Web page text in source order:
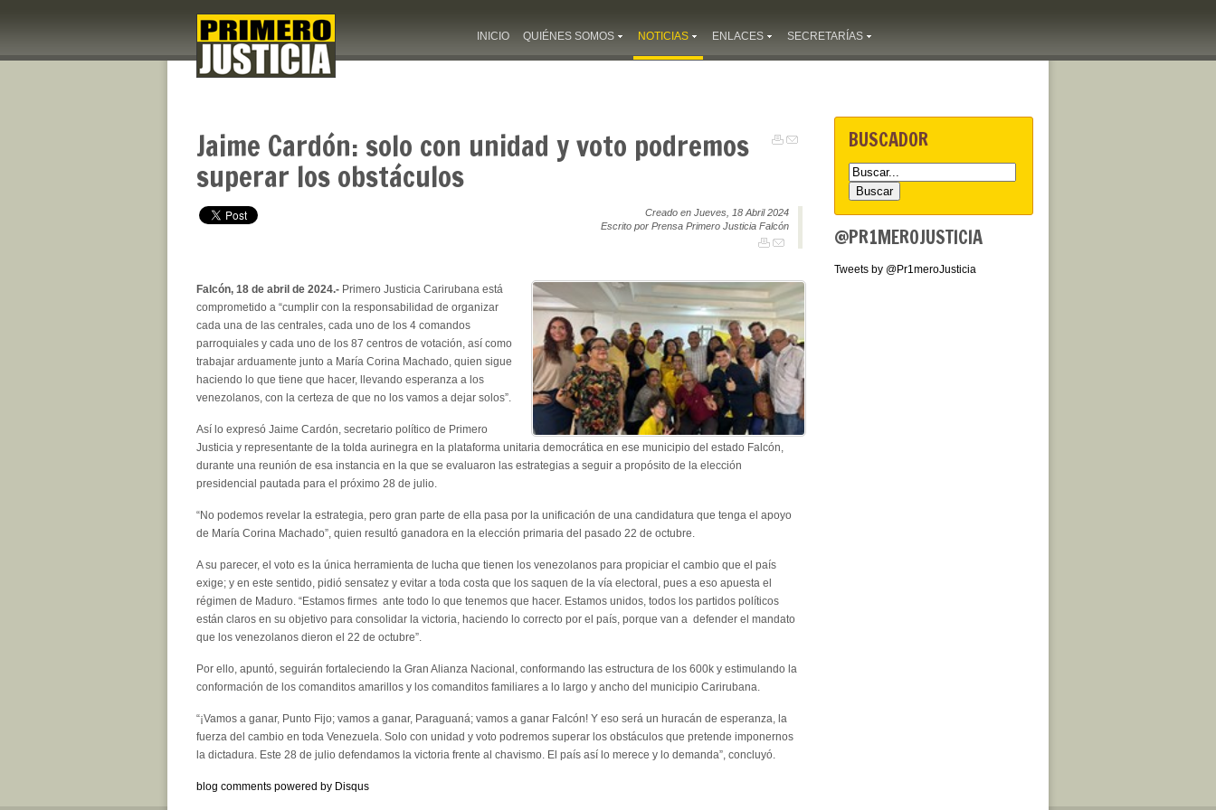
INICIO QUIÉNES SOMOS NOTICIAS ENLACES SECRETARÍAS
Jaime Cardón: solo con unidad y voto podremos
superar los obstáculos
Creado en Jueves, 18 Abril 2024
Escrito por Prensa Primero Justicia Falcón
Falcón, 18 de abril de 2024.- Primero Justicia Carirubana está
comprometido a “cumplir con la responsabilidad de organizar
cada una de las centrales, cada uno de los 4 comandos
parroquiales y cada uno de los 87 centros de votación, así como
trabajar arduamente junto a María Corina Machado, quien sigue
haciendo lo que tiene que hacer, llevando esperanza a los
venezolanos, con la certeza de que no los vamos a dejar solos”.
Así lo expresó Jaime Cardón, secretario político de Primero
Justicia y representante de la tolda aurinegra en la plataforma unitaria democrática en ese municipio del estado Falcón,
durante una reunión de esa instancia en la que se evaluaron las estrategias a seguir a propósito de la elección
presidencial pautada para el próximo 28 de julio.
“No podemos revelar la estrategia, pero gran parte de ella pasa por la unificación de una candidatura que tenga el apoyo
de María Corina Machado”, quien resultó ganadora en la elección primaria del pasado 22 de octubre.
A su parecer, el voto es la única herramienta de lucha que tienen los venezolanos para propiciar el cambio que el país
exige; y en este sentido, pidió sensatez y evitar a toda costa que los saquen de la vía electoral, pues a eso apuesta el
régimen de Maduro. “Estamos firmes ante todo lo que tenemos que hacer. Estamos unidos, todos los partidos políticos
están claros en su objetivo para consolidar la victoria, haciendo lo correcto por el país, porque van a defender el mandato
que los venezolanos dieron el 22 de octubre”.
Por ello, apuntó, seguirán fortaleciendo la Gran Alianza Nacional, conformando las estructura de los 600k y estimulando la
conformación de los comanditos amarillos y los comanditos familiares a lo largo y ancho del municipio Carirubana.
“¡Vamos a ganar, Punto Fijo; vamos a ganar, Paraguaná; vamos a ganar Falcón! Y eso será un huracán de esperanza, la
fuerza del cambio en toda Venezuela. Solo con unidad y voto podremos superar los obstáculos que pretende imponernos
la dictadura. Este 28 de julio defendamos la victoria frente al chavismo. El país así lo merece y lo demanda”, concluyó.
blog comments powered by Disqus
BUSCADOR
@PR1MEROJUSTICIA
Tweets by @Pr1meroJusticia